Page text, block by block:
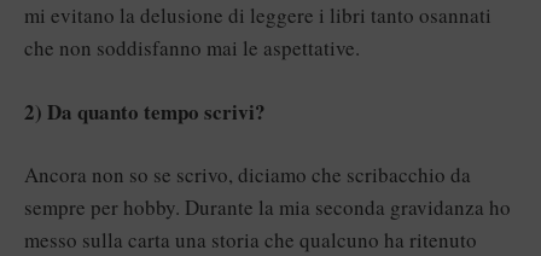
mi evitano la delusione di leggere i libri tanto osannati
che non soddisfanno mai le aspettative.
2) Da quanto tempo scrivi?
Ancora non so se scrivo, diciamo che scribacchio da
sempre per hobby. Durante la mia seconda gravidanza ho
messo sulla carta una storia che qualcuno ha ritenuto